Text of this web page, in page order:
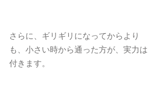
さらに、ギリギリになってからより
も、小さい時から通った方が、実力は
付きます。